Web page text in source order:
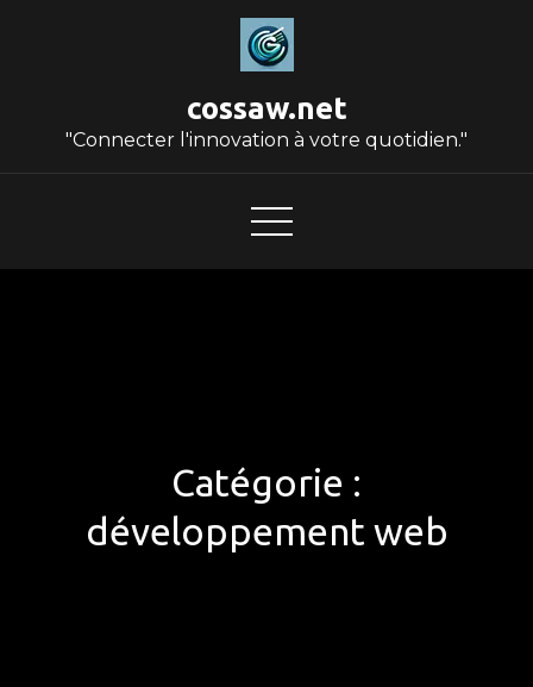
cossaw.net
"Connecter l'innovation à votre quotidien."
Catégorie :
développement web